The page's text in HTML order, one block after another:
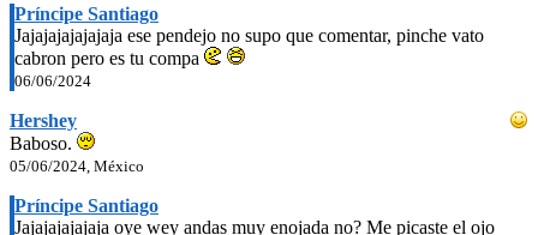
Príncipe Santiago
Jajajajajajajaja ese pendejo no supo que comentar, pinche vato
cabron pero es tu compa
06/06/2024
Hershey
Baboso.
05/06/2024, México
Príncipe Santiago
Jajajajajajaja oye wey andas muy enojada no? Me picaste el ojo